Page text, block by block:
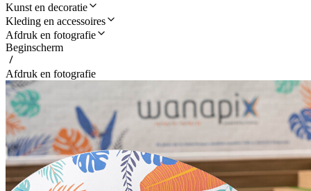
Kunst en decoratie
Kleding en accessoires
Afdruk en fotografie
Beginscherm
Afdruk en fotografie